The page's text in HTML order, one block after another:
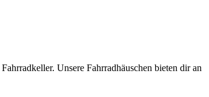
Unsere Fahrradhäuschen bieten dir an